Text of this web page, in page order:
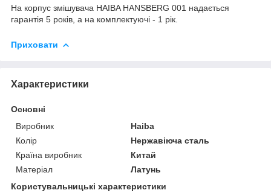
На корпус змішувача HAIBA HANSBERG 001 надається
гарантія 5 років, а на комплектуючі - 1 рік.
Приховати
Характеристики
Основні
Виробник
Haiba
Колір
Нержавіюча сталь
Країна виробник
Китай
Матеріал
Латунь
Користувальницькі характеристики